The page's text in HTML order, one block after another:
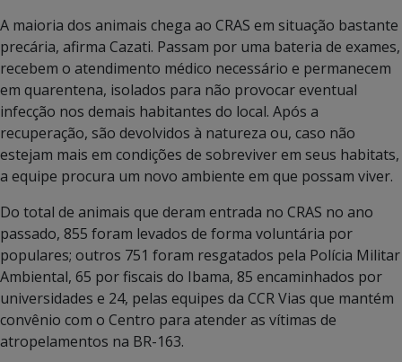
A maioria dos animais chega ao CRAS em situação bastante
precária, afirma Cazati. Passam por uma bateria de exames,
recebem o atendimento médico necessário e permanecem
em quarentena, isolados para não provocar eventual
infecção nos demais habitantes do local. Após a
recuperação, são devolvidos à natureza ou, caso não
estejam mais em condições de sobreviver em seus habitats,
a equipe procura um novo ambiente em que possam viver.
Do total de animais que deram entrada no CRAS no ano
passado, 855 foram levados de forma voluntária por
populares; outros 751 foram resgatados pela Polícia Militar
Ambiental, 65 por fiscais do Ibama, 85 encaminhados por
universidades e 24, pelas equipes da CCR Vias que mantém
convênio com o Centro para atender as vítimas de
atropelamentos na BR-163.